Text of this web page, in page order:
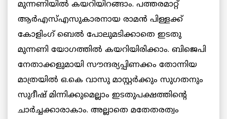
മുന്നണിയില്‍ കയറിയിറങ്ങാം. പത്തരമാറ്റ്
ആര്‍എസ്എസുകാരനായ രാമന്‍ പിള്ളക്ക്
കോളിംഗ് ബെല്‍ പോലുമടിക്കാതെ ഇടതു
മുന്നണി യോഗത്തില്‍ കയറിയിരിക്കാം. ബിജെപി
നേതാക്കളുമായി സൗന്ദര്യപ്പിണക്കം തോന്നിയ
മാത്രയില്‍ ഒ.കെ വാസു മാസ്റ്റര്‍ക്കും സുഗതനും
സുദീഷ് മിന്നിക്കുമെല്ലാം ഇടതുപക്ഷത്തിന്റെ
ചാര്‍ച്ചക്കാരാകാം. അല്ലാതെ മതേതരത്വം